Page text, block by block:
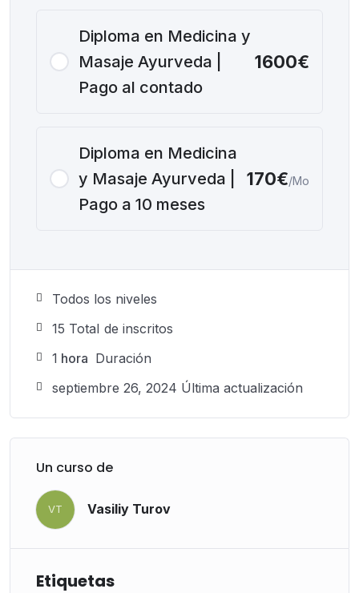
Diploma en Medicina y
Masaje Ayurveda |
Pago al contado
1600€
Diploma en Medicina
y Masaje Ayurveda |
Pago a 10 meses
170€/Mo
Todos los niveles
15 TotaI de inscritos
1 hora Duración
septiembre 26, 2024 Última actualización
Un curso de
VT Vasiliy Turov
Etiquetas